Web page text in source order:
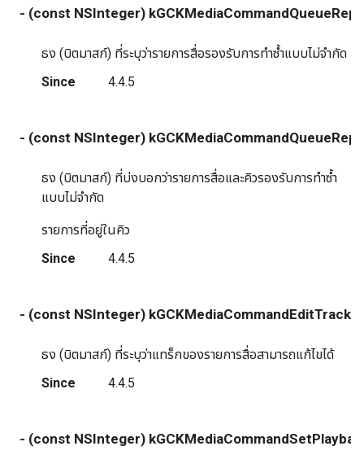
- (const NSInteger)
ธง (บิตมาสก์) ที่ระบุว่ารายการสื่อรองรับการทำซ้ำแบบไม่จำกัด
Since
4.4.5
- (const NSInteger)
ธง (บิตมาสก์) ที่บ่งบอกว่ารายการสื่อและคิวรองรับการทำซ้ำ
แบบไม่จำกัด
รายการที่อยู่ในคิว
Since
4.4.5
- (const NSInteger) kGCKMediaCommandEditTracks
ธง (บิตมาสก์) ที่ระบุว่าแทร็กของรายการสื่อสามารถแก้ไขได้
Since
4.4.5
- (const NSInteger)